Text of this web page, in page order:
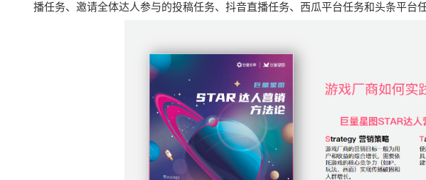
播任务、邀请全体达人参与的投稿任务、抖音直播任务、西瓜平台任务和头条平台